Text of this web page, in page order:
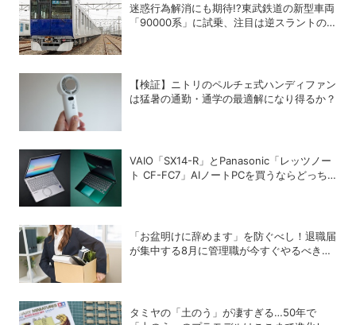
迷惑行為解消にも期待!?東武鉄道の新型車両
「90000系」に試乗、注目は逆スラントの
【検証】ニトリのペルチェ式ハンディファン
は猛暑の通勤・通学の最適解になり得るか？
VAIO「SX14-R」とPanasonic「レッツノー
ト CF-FC7」AIノートPCを買うならどっち
「お盆明けに辞めます」を防ぐべし！退職届
が集中する8月に管理職が今すぐやるべき対
タミヤの「土のう」が凄すぎる…50年で